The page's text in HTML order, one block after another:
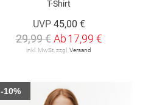
T-Shirt
UVP 45,00 €
29,99 € Ab17,99 €
inkl. MwSt. zzgl.Versand
-10%